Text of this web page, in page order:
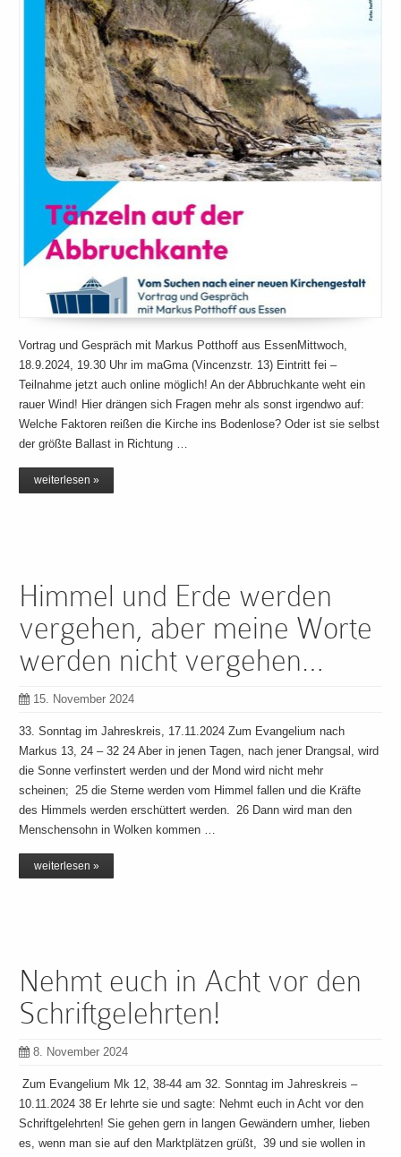
Vortrag und Gespräch mit Markus Potthoff aus EssenMittwoch,
18.9.2024, 19.30 Uhr im maGma (Vincenzstr. 13) Eintritt fei –
Teilnahme jetzt auch online möglich! An der Abbruchkante weht ein
rauer Wind! Hier drängen sich Fragen mehr als sonst irgendwo auf:
Welche Faktoren reißen die Kirche ins Bodenlose? Oder ist sie selbst
der größte Ballast in Richtung …
weiterlesen »
Himmel und Erde werden
vergehen, aber meine Worte
werden nicht vergehen…
15. November 2024
33. Sonntag im Jahreskreis, 17.11.2024 Zum Evangelium nach
Markus 13, 24 – 32 24 Aber in jenen Tagen, nach jener Drangsal, wird
die Sonne verfinstert werden und der Mond wird nicht mehr
scheinen; 25 die Sterne werden vom Himmel fallen und die Kräfte
des Himmels werden erschüttert werden. 26 Dann wird man den
Menschensohn in Wolken kommen …
weiterlesen »
Nehmt euch in Acht vor den
Schriftgelehrten!
8. November 2024
Zum Evangelium Mk 12, 38-44 am 32. Sonntag im Jahreskreis –
10.11.2024 38 Er lehrte sie und sagte: Nehmt euch in Acht vor den
Schriftgelehrten! Sie gehen gern in langen Gewändern umher, lieben
es, wenn man sie auf den Marktplätzen grüßt, 39 und sie wollen in